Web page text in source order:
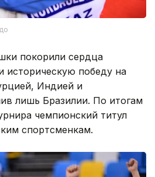
покорили сердца
историческую победу на
Индией и
лишь Бразилии. По итогам
чемпионский титул
спортсменкам.